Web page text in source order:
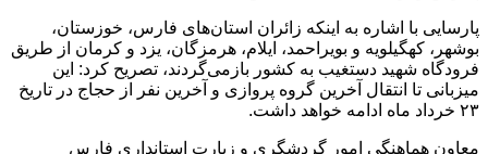
پارسایی با اشاره به اینکه زائران استان‌های فارس، خوزستان،
بوشهر، کهگیلویه و بویراحمد، ایلام، هرمزگان، یزد و کرمان از طریق
فرودگاه شهید دستغیب به کشور بازمی‌گردند، تصریح کرد: این
میزبانی تا انتقال آخرین گروه پروازی و آخرین نفر از حجاج در تاریخ
۲۳ خرداد ماه ادامه خواهد داشت.
معاون هماهنگی امور گردشگری و زیارت استانداری فارس